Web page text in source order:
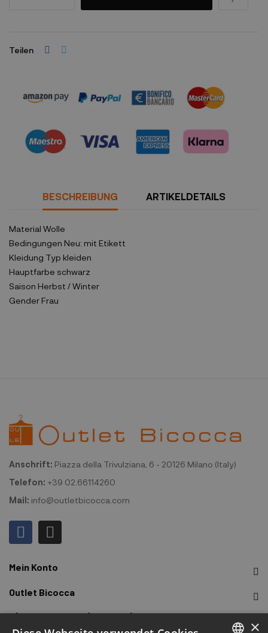
Teilen
BESCHREIBUNG ARTIKELDETAILS
Material Wolle
Bedingungen Neu: mit Etikett
Kleidung Typ kleiden
Hauptfarbe schwarz
Saison Herbst / Winter
Gender Frau
Anschrift: Piazza della Trivulziana, 6 - 20126 Milano (Italy)
Telefon: +39 02.66114260
Mail: info@outletbicocca.com
Mein Konto
Outlet Bicocca
Abonnieren Sie den Newsletter
×